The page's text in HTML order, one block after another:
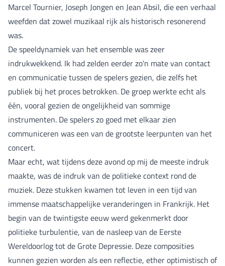
Marcel Tournier, Joseph Jongen en Jean Absil, die een verhaal
weefden dat zowel muzikaal rijk als historisch resonerend
was.
De speeldynamiek van het ensemble was zeer
indrukwekkend. Ik had zelden eerder zo'n mate van contact
en communicatie tussen de spelers gezien, die zelfs het
publiek bij het proces betrokken. De groep werkte echt als
één, vooral gezien de ongelijkheid van sommige
instrumenten. De spelers zo goed met elkaar zien
communiceren was een van de grootste leerpunten van het
concert.
Maar echt, wat tijdens deze avond op mij de meeste indruk
maakte, was de indruk van de politieke context rond de
muziek. Deze stukken kwamen tot leven in een tijd van
immense maatschappelijke veranderingen in Frankrijk. Het
begin van de twintigste eeuw werd gekenmerkt door
politieke turbulentie, van de nasleep van de Eerste
Wereldoorlog tot de Grote Depressie. Deze composities
kunnen gezien worden als een reflectie, ether optimistisch of